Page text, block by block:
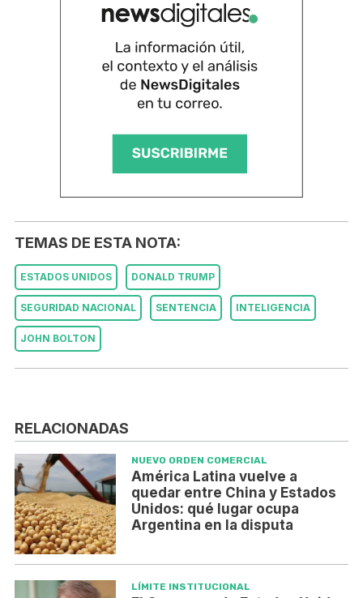
TEMAS DE ESTA NOTA:
ESTADOS UNIDOS DONALD TRUMP
SEGURIDAD NACIONAL SENTENCIA INTELIGENCIA
JOHN BOLTON
RELACIONADAS
NUEVO ORDEN COMERCIAL
América Latina vuelve a
quedar entre China y Estados
Unidos: qué lugar ocupa
Argentina en la disputa
LÍMITE INSTITUCIONAL